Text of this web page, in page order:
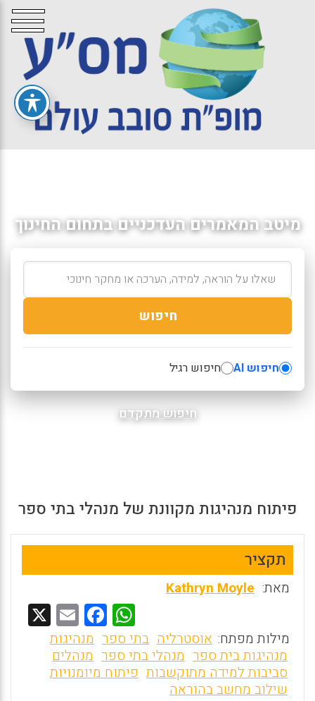
מיטב המאמרים העדכניים בתחום החינוך
חיפוש
חיפוש AI חיפוש רגיל
חיפוש מתקדם
פיתוח מנהיגות מקוונת של מנהלי בתי ספר
תקציר
מאת: Kathryn Moyle
W
h
at
s
F
a
ce
b
E
m
ai
l
מילות מפתח: אוסטרליה בתי ספר מנהיגות
מנהיגות בית ספר מנהלי בתי ספר מנהלים
סביבות למידה מתוקשבות פיתוח מיומנויות
שילוב מחשב בהוראה